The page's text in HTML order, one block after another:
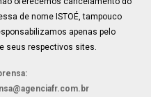
de nome ISTOÉ, tampouco
apenas pelo
seus respectivos sites.